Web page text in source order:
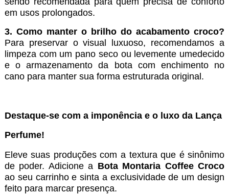
em usos prolongados.
3. Como manter o brilho do acabamento croco?
Para preservar o visual luxuoso, recomendamos a
limpeza com um pano seco ou levemente umedecido
e o armazenamento da bota com enchimento no
cano para manter sua forma estruturada original.
Destaque-se com a imponência e o luxo da Lança
Perfume!
Eleve suas produções com a textura que é sinônimo
de poder. Adicione a Bota Montaria Coffee Croco
ao seu carrinho e sinta a exclusividade de um design
feito para marcar presença.